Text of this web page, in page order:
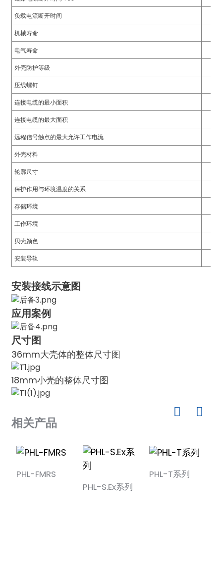
负载电流断开时间
机械寿命
电气寿命
外壳防护等级
压线螺钉
连接电缆的最小面积
连接电缆的最大面积
远程信号触点的最大允许工作电流
外壳材料
轮廓尺寸
保护作用与环境温度的关系
存储环境
工作环境
贝壳颜色
安装导轨
安装接线示意图
应用案例
尺寸图
36mm大壳体的整体尺寸图
18mm小壳的整体尺寸图
相关产品
PHL-FMRS
PHL-S.Ex系列
PHL-T系列